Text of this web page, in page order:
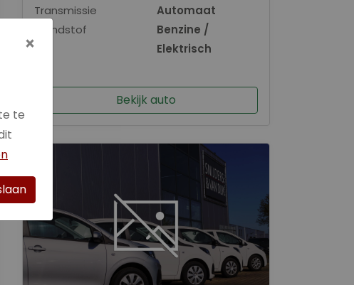
Transmissie
Automaat
Brandstof
Benzine /
Elektrisch
Bekijk auto
×
te